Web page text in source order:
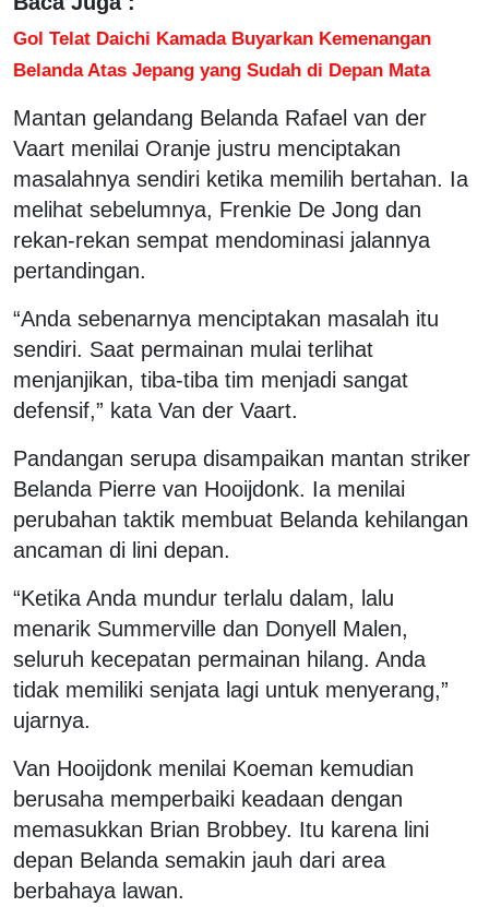
Gol Telat Daichi Kamada Buyarkan Kemenangan
Belanda Atas Jepang yang Sudah di Depan Mata
Mantan gelandang Belanda Rafael van der
Vaart menilai Oranje justru menciptakan
masalahnya sendiri ketika memilih bertahan. Ia
melihat sebelumnya, Frenkie De Jong dan
rekan-rekan sempat mendominasi jalannya
pertandingan.
“Anda sebenarnya menciptakan masalah itu
sendiri. Saat permainan mulai terlihat
menjanjikan, tiba-tiba tim menjadi sangat
defensif,” kata Van der Vaart.
Pandangan serupa disampaikan mantan striker
Belanda Pierre van Hooijdonk. Ia menilai
perubahan taktik membuat Belanda kehilangan
ancaman di lini depan.
“Ketika Anda mundur terlalu dalam, lalu
menarik Summerville dan Donyell Malen,
seluruh kecepatan permainan hilang. Anda
tidak memiliki senjata lagi untuk menyerang,”
ujarnya.
Van Hooijdonk menilai Koeman kemudian
berusaha memperbaiki keadaan dengan
memasukkan Brian Brobbey. Itu karena lini
depan Belanda semakin jauh dari area
berbahaya lawan.